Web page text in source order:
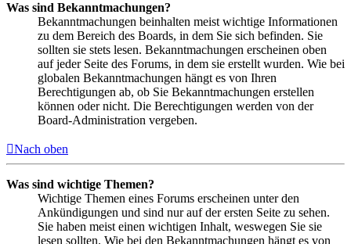
Was sind Bekanntmachungen?
Bekanntmachungen beinhalten meist wichtige Informationen
zu dem Bereich des Boards, in dem Sie sich befinden. Sie
sollten sie stets lesen. Bekanntmachungen erscheinen oben
auf jeder Seite des Forums, in dem sie erstellt wurden. Wie bei
globalen Bekanntmachungen hängt es von Ihren
Berechtigungen ab, ob Sie Bekanntmachungen erstellen
können oder nicht. Die Berechtigungen werden von der
Board-Administration vergeben.
Nach oben
Was sind wichtige Themen?
Wichtige Themen eines Forums erscheinen unter den
Ankündigungen und sind nur auf der ersten Seite zu sehen.
Sie haben meist einen wichtigen Inhalt, weswegen Sie sie
lesen sollten. Wie bei den Bekanntmachungen hängt es von